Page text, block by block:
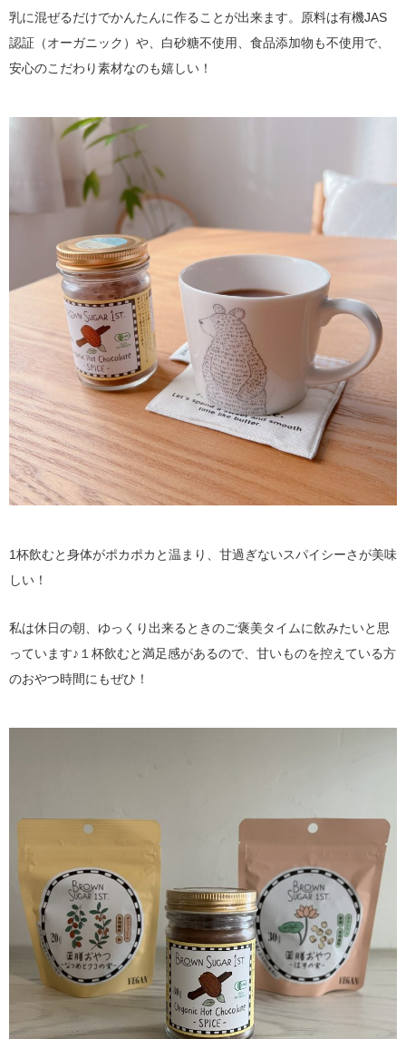
乳に混ぜるだけでかんたんに作ることが出来ます。原料は有機JAS
認証（オーガニック）や、白砂糖不使用、食品添加物も不使用で、
安心のこだわり素材なのも嬉しい！
1杯飲むと身体がポカポカと温まり、甘過ぎないスパイシーさが美味
しい！
私は休日の朝、ゆっくり出来るときのご褒美タイムに飲みたいと思
っています♪１杯飲むと満足感があるので、甘いものを控えている方
のおやつ時間にもぜひ！